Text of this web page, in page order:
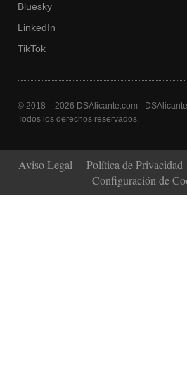
Bluesky
LinkedIn
TikTok
© 2018 – 2026 DSAlicante.com -
Todos los derechos reservados.
Aviso Legal Política de Privacidad
Configuración de